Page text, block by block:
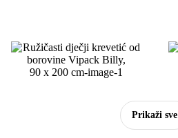
Prikaži sve